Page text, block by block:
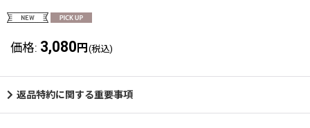
価格: 3,080 円 (税込)
返品特約に関する重要事項